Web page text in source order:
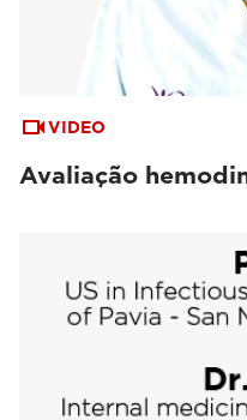
VIDEO
Avaliação